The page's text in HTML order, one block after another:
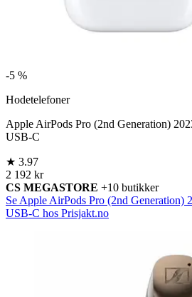
-5 %
Hodetelefoner
Apple AirPods Pro (2nd Generation)
USB-C
★ 3.97
2 192 kr
CS MEGASTORE +10 butikker
Se Apple AirPods Pro (2nd Generation)
USB-C hos Prisjakt.no